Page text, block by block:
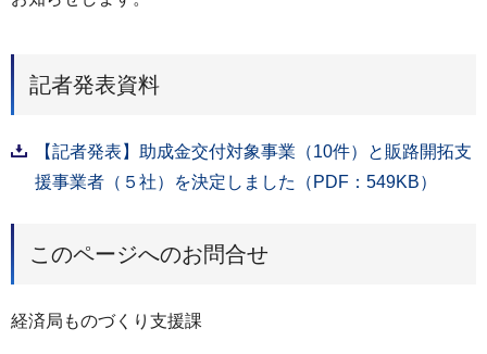
記者発表資料
【記者発表】助成金交付対象事業（10件）と販路開拓支
援事業者（５社）を決定しました（PDF：549KB）
このページへのお問合せ
経済局ものづくり支援課